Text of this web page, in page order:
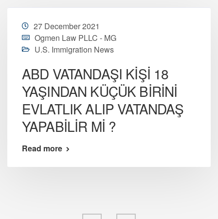
27 December 2021
Ogmen Law PLLC - MG
U.S. Immigration News
ABD VATANDAŞI KİŞİ 18
YAŞINDAN KÜÇÜK BİRİNİ
EVLATLIK ALIP VATANDAŞ
YAPABİLİR Mİ ?
Read more